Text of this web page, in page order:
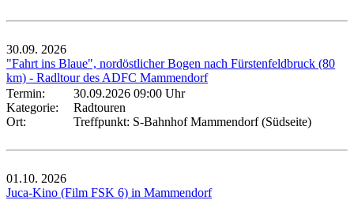
30.09. 2026
"Fahrt ins Blaue", nordöstlicher Bogen nach Fürstenfeldbruck (80
km) - Radltour des ADFC Mammendorf
Termin:
30.09.2026 09:00 Uhr
Kategorie:
Radtouren
Ort:
Treffpunkt: S-Bahnhof Mammendorf (Südseite)
01.10. 2026
Juca-Kino (Film FSK 6) in Mammendorf